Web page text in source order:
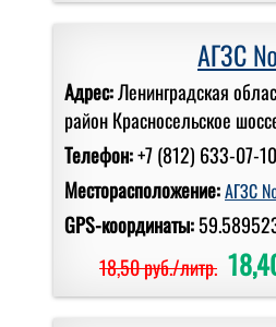
АГЗС
Адрес:Ленинградская
район Красносельское
Телефон:+7 (812) 633-07-
Месторасположение:АГЗС
GPS-координаты:
18,50 руб./литр.